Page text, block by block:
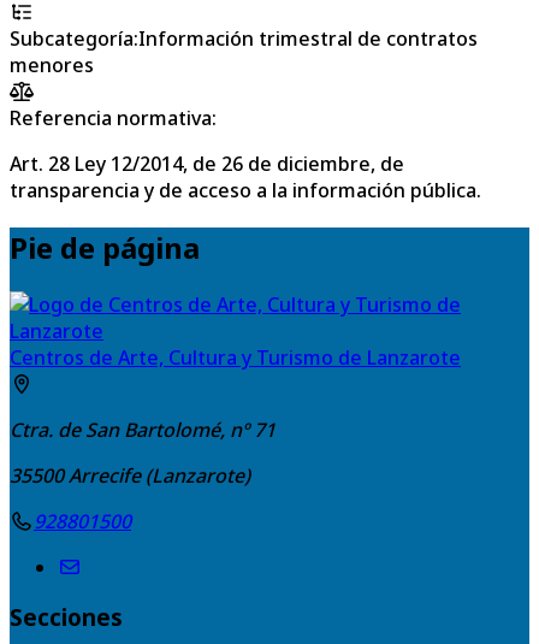
Subcategoría:Información trimestral de contratos
menores
Referencia normativa:
Art. 28 Ley 12/2014, de 26 de diciembre, de
transparencia y de acceso a la información pública.
Pie de página
Centros de Arte, Cultura y Turismo de Lanzarote
Ctra. de San Bartolomé, nº 71
35500Arrecife (Lanzarote)
928801500
Secciones